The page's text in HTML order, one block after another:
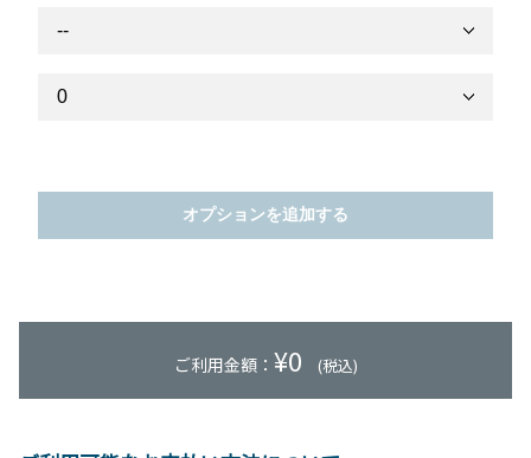
オプションを追加する
ご利用金額： ¥0 (税込)